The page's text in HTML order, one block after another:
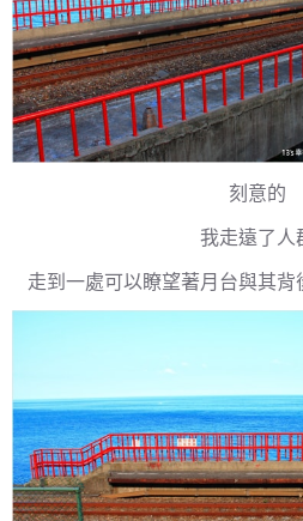
刻意的
我走遠了人
走到一處可以瞭望著月台與其